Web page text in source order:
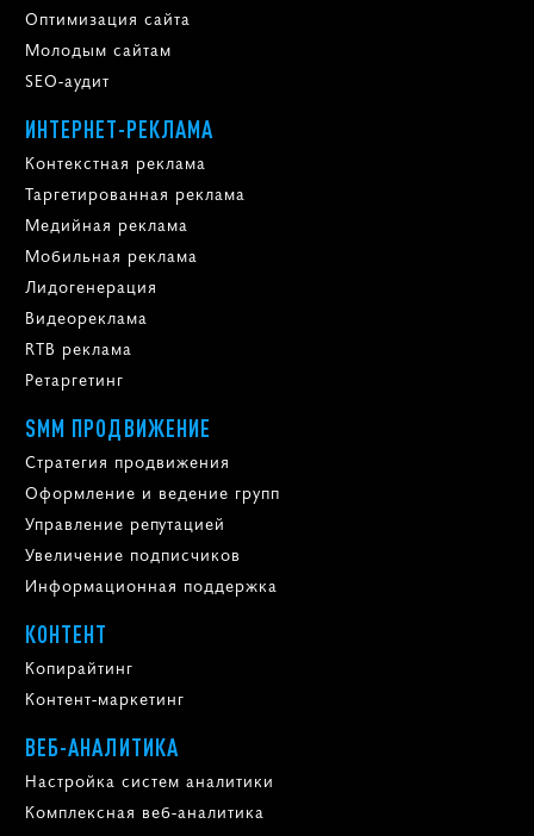
Оптимизация сайта
Молодым сайтам
SEO-аудит
ИНТЕРНЕТ-РЕКЛАМА
Контекстная реклама
Таргетированная реклама
Медийная реклама
Мобильная реклама
Лидогенерация
Видеореклама
RTB реклама
Ретаргетинг
SMM ПРОДВИЖЕНИЕ
Стратегия продвижения
Оформление и ведение групп
Управление репутацией
Увеличение подписчиков
Информационная поддержка
КОНТЕНТ
Копирайтинг
Контент-маркетинг
ВЕБ-АНАЛИТИКА
Настройка систем аналитики
Комплексная веб-аналитика